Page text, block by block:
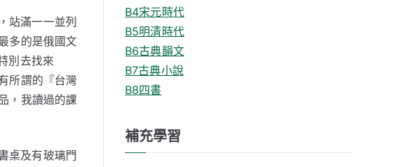
站滿一一並列
多的是俄國文
別去找來
所謂的『台灣
，我讀過的課
桌及有玻璃門
B4宋元時代
B5明清時代
B6古典韻文
B7古典小說
B8四書
補充學習